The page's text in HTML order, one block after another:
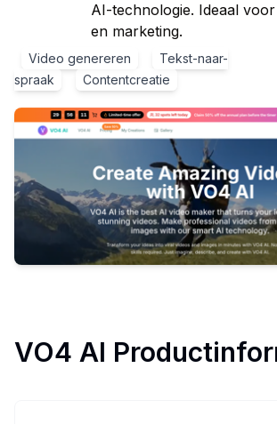
AI-technologie. Ideaal
en marketing.
Video genereren
Tekst-naar-
spraak
Contentcreatie
VO4 AI